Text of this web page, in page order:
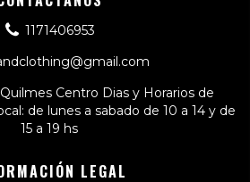
1171406953
Centro Dias y Horarios de
de lunes a sabado de 10 a 14 y de
15 a 19 hs
LEGAL